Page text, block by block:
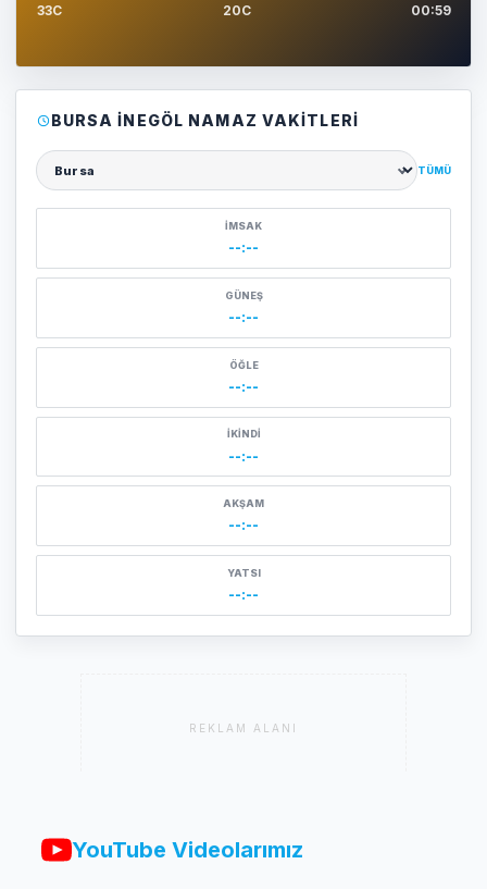
33C 20C 00:59
BURSA İNEGÖL NAMAZ VAKITLERI
Şehir seçin
TÜMÜ
İMSAK
--:--
GÜNEŞ
--:--
ÖĞLE
--:--
İKINDI
--:--
AKŞAM
--:--
YATSI
--:--
REKLAM ALANI
YouTube Videolarımız